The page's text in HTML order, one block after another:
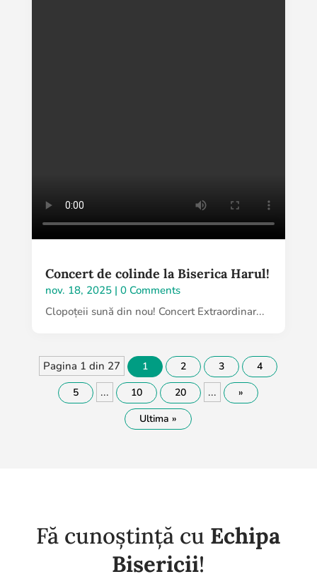
Concert de colinde la Biserica Harul!
nov. 18, 2025| 0 Comments
Clopoțeii sună din nou! Concert Extraordinar...
Pagina 1 din 27 1 2 3
4
5
... 10 20 ...
»
Ultima »
Fă cunoștință cu Echipa
Bisericii!